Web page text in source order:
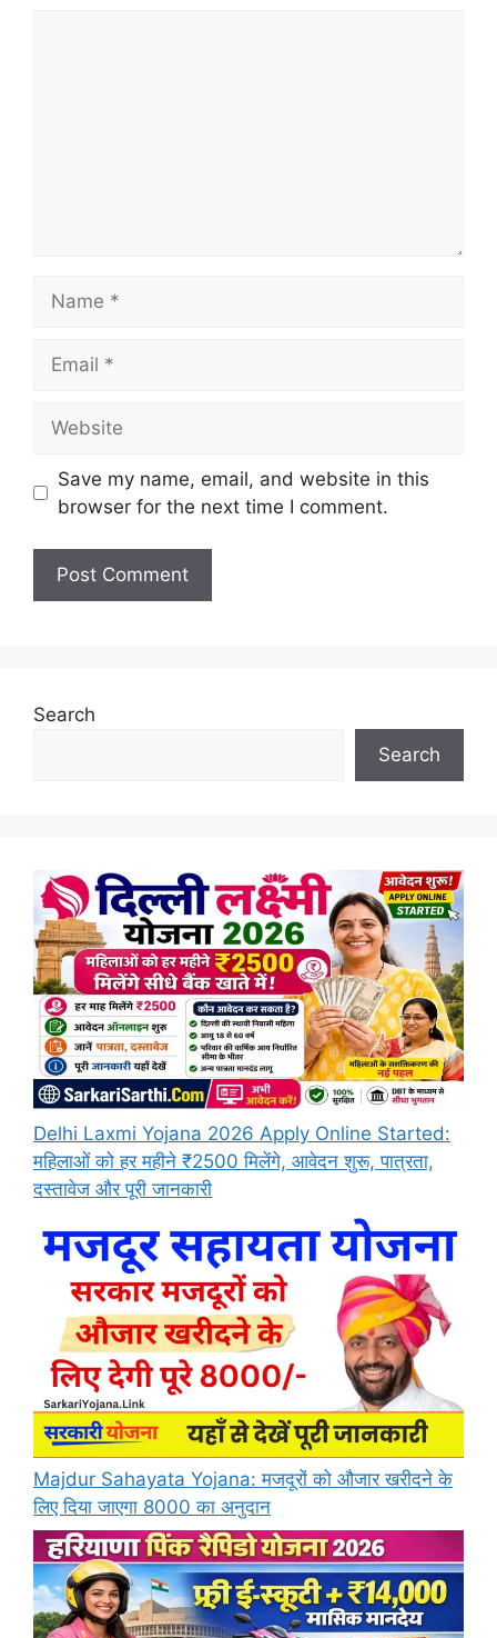
Save my name, email, and website in this
browser for the next time I comment.
Search
Search
Delhi Laxmi Yojana 2026 Apply Online Started:
महिलाओं को हर महीने ₹2500 मिलेंगे, आवेदन शुरू, पात्रता,
दस्तावेज और पूरी जानकारी
Majdur Sahayata Yojana: मजदूरों को औजार खरीदने के
लिए दिया जाएगा 8000 का अनुदान